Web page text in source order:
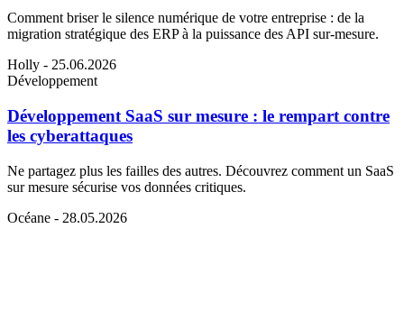
Comment briser le silence numérique de votre entreprise : de la
migration stratégique des ERP à la puissance des API sur-mesure.
Holly - 25.06.2026
Développement
Développement SaaS sur mesure : le rempart contre
les cyberattaques
Ne partagez plus les failles des autres. Découvrez comment un SaaS
sur mesure sécurise vos données critiques.
Océane - 28.05.2026